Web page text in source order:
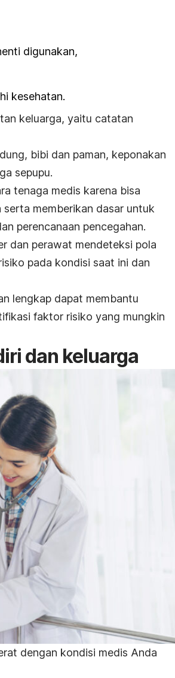
digunakan,
kesehatan.
keluarga, yaitu catatan
bibi dan paman, keponakan
sepupu.
tenaga medis karena bisa
serta memberikan dasar untuk
perencanaan pencegahan.
dan perawat mendeteksi pola
pada kondisi saat ini dan
lengkap dapat membantu
faktor risiko yang mungkin
dan keluarga
dengan kondisi medis Anda